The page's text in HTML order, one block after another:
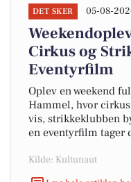
DET SKER 05-08-
Cirkus og
Eventyrfilm
Oplev en weekend
Hammel, hvor
vis, strikkeklubben
en eventyrfilm tager
Kilde: Kultunaut